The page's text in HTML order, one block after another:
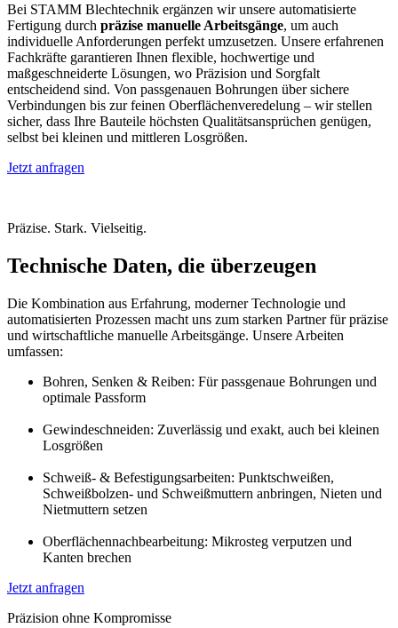
Bei STAMM Blechtechnik ergänzen wir unsere automatisierte
Fertigung durch präzise manuelle Arbeitsgänge, um auch
individuelle Anforderungen perfekt umzusetzen. Unsere erfahrenen
Fachkräfte garantieren Ihnen flexible, hochwertige und
maßgeschneiderte Lösungen, wo Präzision und Sorgfalt
entscheidend sind. Von passgenauen Bohrungen über sichere
Verbindungen bis zur feinen Oberflächenveredelung – wir stellen
sicher, dass Ihre Bauteile höchsten Qualitätsansprüchen genügen,
selbst bei kleinen und mittleren Losgrößen.
Jetzt anfragen
Präzise. Stark. Vielseitig.
Technische Daten, die überzeugen
Die Kombination aus Erfahrung, moderner Technologie und
automatisierten Prozessen macht uns zum starken Partner für präzise
und wirtschaftliche manuelle Arbeitsgänge. Unsere Arbeiten
umfassen:
Bohren, Senken & Reiben: Für passgenaue Bohrungen und
optimale Passform
Gewindeschneiden: Zuverlässig und exakt, auch bei kleinen
Losgrößen
Schweiß- & Befestigungsarbeiten: Punktschweißen,
Schweißbolzen- und Schweißmuttern anbringen, Nieten und
Nietmuttern setzen
Oberflächennachbearbeitung: Mikrosteg verputzen und
Kanten brechen
Jetzt anfragen
Präzision ohne Kompromisse